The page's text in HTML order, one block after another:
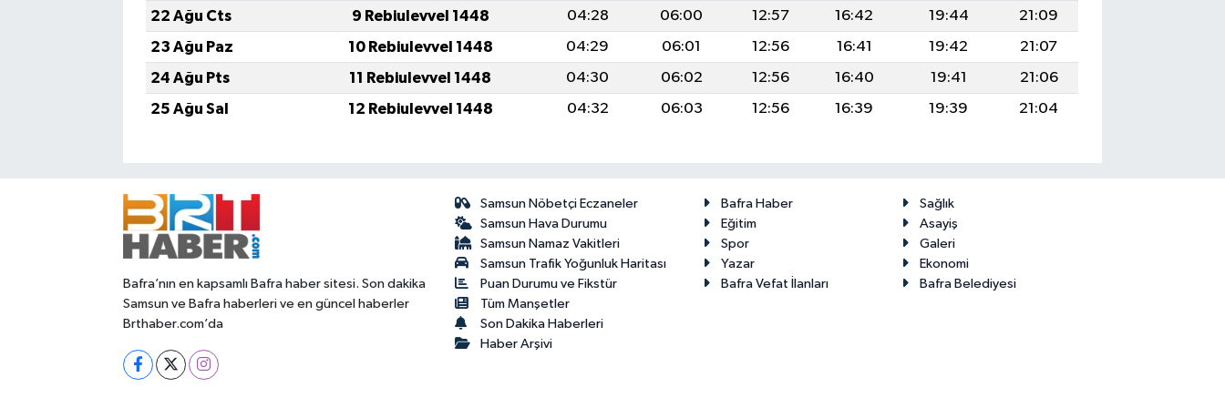
22 Ağu Cts 9 Rebiulevvel 1448 04:28 06:00 12:57 16:42 19:44
21:09
23 Ağu Paz
10 Rebiulevvel 1448 04:29 06:01 12:56 16:41 19:42
21:07
24 Ağu Pts
11 Rebiulevvel 1448 04:30 06:02 12:56 16:40 19:41
21:06
25 Ağu Sal
12 Rebiulevvel 1448 04:32 06:03 12:56 16:39 19:39 21:04
Bafra’nın en kapsamlı Bafra haber sitesi. Son dakika
Samsun ve Bafra haberleri ve en güncel haberler
Brthaber.com’da
Samsun Nöbetçi Eczaneler
Samsun Hava Durumu
Samsun Namaz Vakitleri
Samsun Trafik Yoğunluk Haritası
Puan Durumu ve Fikstür
Tüm Manşetler
Son Dakika Haberleri
Haber Arşivi
Bafra Haber
Sağlık
Eğitim
Asayiş
Spor
Galeri
Yazar
Ekonomi
Bafra Vefat İlanları
Bafra Belediyesi